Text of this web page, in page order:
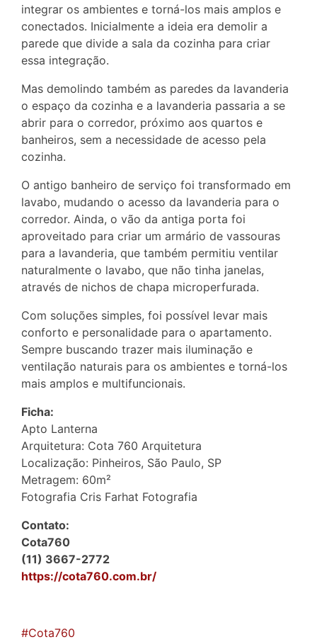
integrar os ambientes e torná-los mais amplos e
conectados. Inicialmente a ideia era demolir a
parede que divide a sala da cozinha para criar
essa integração.
Mas demolindo também as paredes da lavanderia
o espaço da cozinha e a lavanderia passaria a se
abrir para o corredor, próximo aos quartos e
banheiros, sem a necessidade de acesso pela
cozinha.
O antigo banheiro de serviço foi transformado em
lavabo, mudando o acesso da lavanderia para o
corredor. Ainda, o vão da antiga porta foi
aproveitado para criar um armário de vassouras
para a lavanderia, que também permitiu ventilar
naturalmente o lavabo, que não tinha janelas,
através de nichos de chapa microperfurada.
Com soluções simples, foi possível levar mais
conforto e personalidade para o apartamento.
Sempre buscando trazer mais iluminação e
ventilação naturais para os ambientes e torná-los
mais amplos e multifuncionais.
Ficha:
Apto Lanterna
Arquitetura: Cota 760 Arquitetura
Localização: Pinheiros, São Paulo, SP
Metragem: 60m²
Fotografia Cris Farhat Fotografia
Contato:
Cota760
(11) 3667-2772
https://cota760.com.br/
#Cota760